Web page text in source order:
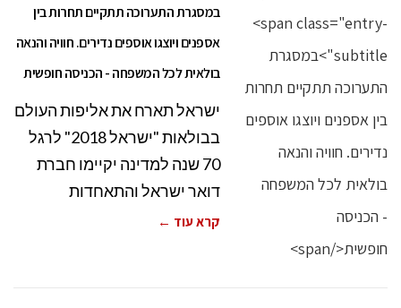
במסגרת התערוכה תתקיים תחרות בין
אספנים ויוצגו אוספים נדירים. חוויה והנאה
בולאית לכל המשפחה - הכניסה חופשית
ישראל תארח את אליפות העולם
בבולאות "ישראל 2018" לרגל
70 שנה למדינה יקיימו חברת
דואר ישראל והתאחדות
קרא עוד ←